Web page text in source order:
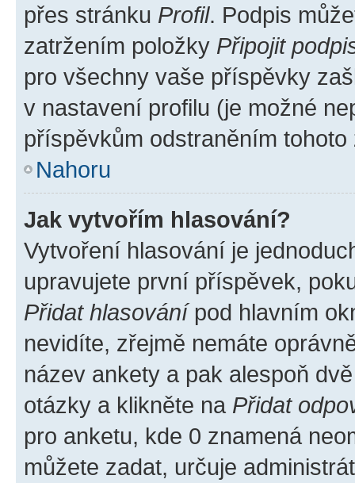
přes stránku Profil. Podpis
zatržením položky Připojit
pro všechny vaše příspěvky
v nastavení profilu (je možné
příspěvkům odstraněním
Nahoru
Jak vytvořím hlasování?
Vytvoření hlasování je
upravujete první příspěvek,
Přidat hlasovánípod hlavním
nevidíte, zřejmě nemáte
název ankety a pak alespoň
otázky a klikněte na Přidat
pro anketu, kde 0 znamená
můžete zadat, určuje